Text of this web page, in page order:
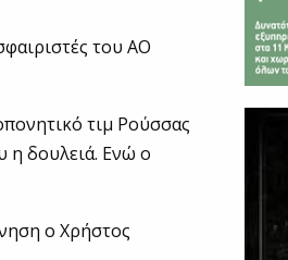
του ΑΟ
τιμ Ρούσσας
η δουλειά. Ενώ ο
ο Χρήστος